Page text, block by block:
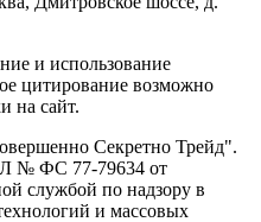
и использование
цитирование возможно
на сайт.
Секретно Трейд".
№ ФС 77-79634 от
службой по надзору в
и массовых